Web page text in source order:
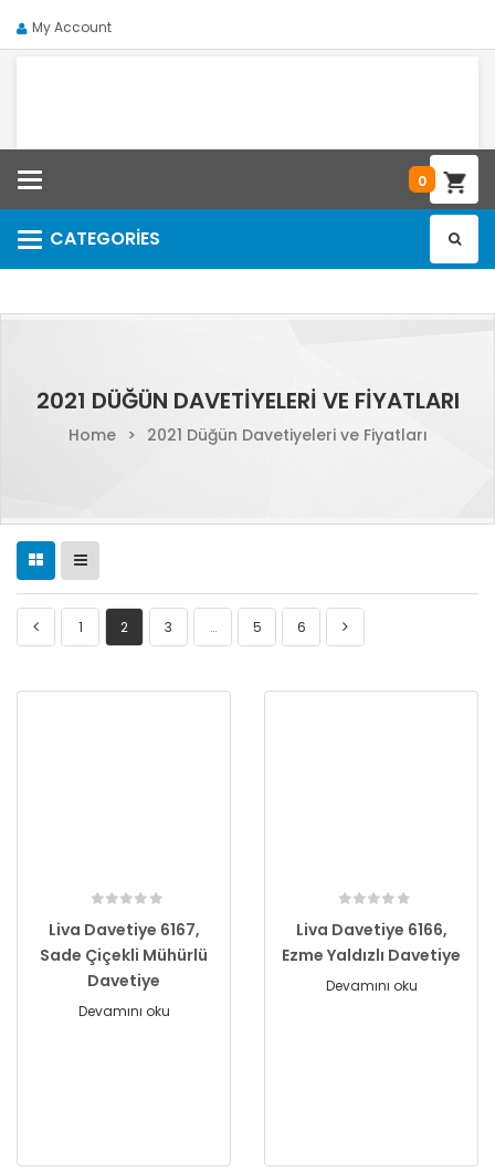
My Account
0
CATEGORIES
Categories
2021 DÜĞÜN DAVETIYELERI VE FIYATLARI
Home > 2021 Düğün Davetiyeleri ve Fiyatları
1 2 3 … 5 6
Liva Davetiye 6167,
Sade Çiçekli Mühürlü
Davetiye
Devamını oku
Liva Davetiye 6166,
Ezme Yaldızlı Davetiye
Devamını oku